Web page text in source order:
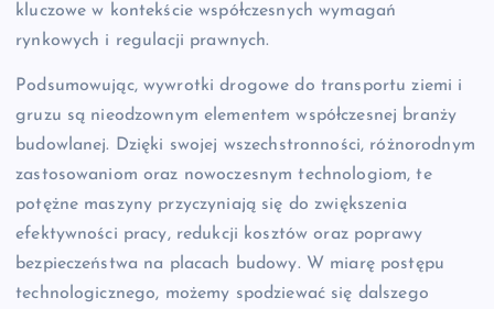
kluczowe w kontekście współczesnych wymagań
rynkowych i regulacji prawnych.
Podsumowując, wywrotki drogowe do transportu ziemi i
gruzu są nieodzownym elementem współczesnej branży
budowlanej. Dzięki swojej wszechstronności, różnorodnym
zastosowaniom oraz nowoczesnym technologiom, te
potężne maszyny przyczyniają się do zwiększenia
efektywności pracy, redukcji kosztów oraz poprawy
bezpieczeństwa na placach budowy. W miarę postępu
technologicznego, możemy spodziewać się dalszego